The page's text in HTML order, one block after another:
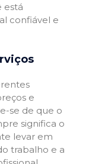
está
confiável e
e
se de que o
significa o
levar em
trabalho e a